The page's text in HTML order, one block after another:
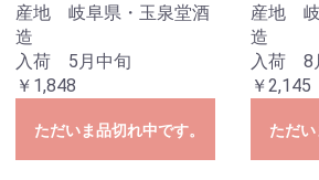
産地 岐阜県・玉泉堂酒
造
入荷 5月中旬
￥1,848
ただいま品切れ中です。
産地 岐
造
入荷 8
￥2,145
ただい